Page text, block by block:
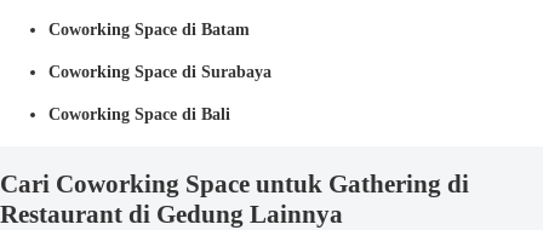
Coworking Space di Batam
Coworking Space di Surabaya
Coworking Space di Bali
Cari Coworking Space untuk Gathering di
Restaurant di Gedung Lainnya